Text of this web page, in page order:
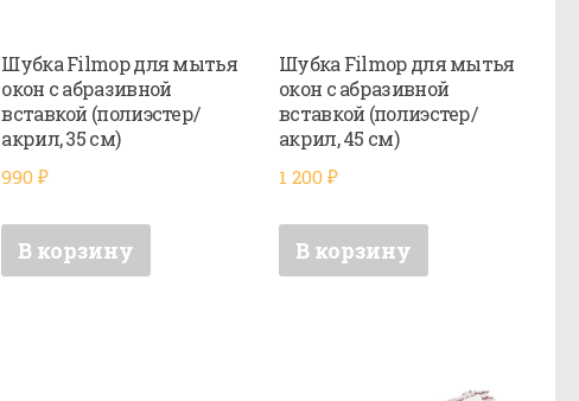
Шубка Filmop для мытья
окон с абразивной
вставкой (полиэстер/
акрил, 35 см)
990₽
В корзину
Шубка Filmop для мытья
окон с абразивной
вставкой (полиэстер/
акрил, 45 см)
1 200₽
В корзину